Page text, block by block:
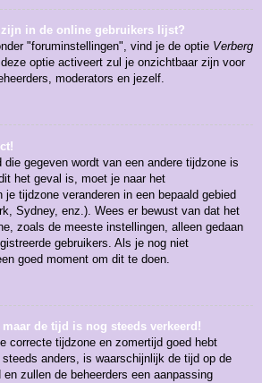
in de online gebruikers lijst?
"foruminstellingen", vind je de optie Verberg
deze optie activeert zul je onzichtbaar zijn voor
moderators en jezelf.
gegeven wordt van een andere tijdzone is
het geval is, moet je naar het
je tijdzone veranderen in een bepaald gebied
Sydney, enz.). Wees er bewust van dat het
zoals de meeste instellingen, alleen gedaan
gebruikers. Als je nog niet
goed moment om dit te doen.
de tijd is nog steeds verkeerd!
correcte tijdzone en zomertijd goed hebt
anders, is waarschijnlijk de tijd op de
zullen de beheerders een aanpassing